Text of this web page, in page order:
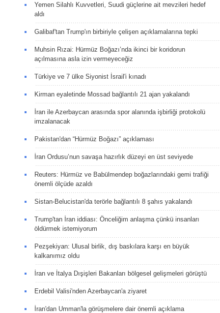
Yemen Silahlı Kuvvetleri, Suudi güçlerine ait mevzileri hedef
aldı
Galibaf'tan Trump'ın birbiriyle çelişen açıklamalarına tepki
Muhsin Rızai: Hürmüz Boğazı’nda ikinci bir koridorun
açılmasına asla izin vermeyeceğiz
Türkiye ve 7 ülke Siyonist İsrail'i kınadı
Kirman eyaletinde Mossad bağlantılı 21 ajan yakalandı
İran ile Azerbaycan arasında spor alanında işbirliği protokolü
imzalanacak
Pakistan'dan “Hürmüz Boğazı” açıklaması
İran Ordusu’nun savaşa hazırlık düzeyi en üst seviyede
Reuters: Hürmüz ve Babülmendep boğazlarındaki gemi trafiği
önemli ölçüde azaldı
Sistan-Belucistan'da terörle bağlantılı 8 şahıs yakalandı
Trump'tan İran iddiası: Önceliğim anlaşma çünkü insanları
öldürmek istemiyorum
Pezşekiyan: Ulusal birlik, dış baskılara karşı en büyük
kalkanımız oldu
İran ve İtalya Dışişleri Bakanları bölgesel gelişmeleri görüştü
Erdebil Valisi'nden Azerbaycan'a ziyaret
İran'dan Umman'la görüşmelere dair önemli açıklama